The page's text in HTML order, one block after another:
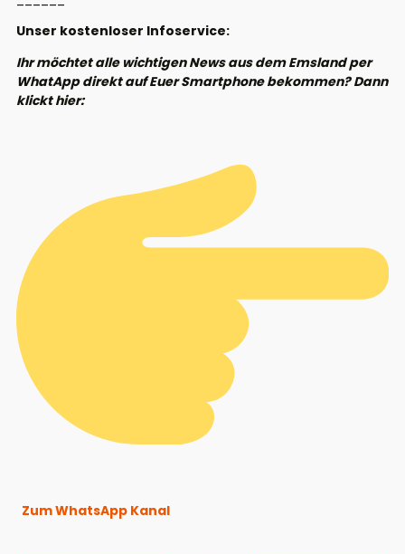
Unser kostenloser Infoservice:
Ihr möchtet alle wichtigen News aus dem Emsland per
WhatApp direkt auf Euer Smartphone bekommen? Dann
klickt hier:
Zum WhatsApp Kanal